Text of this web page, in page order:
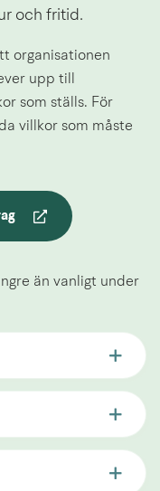
och fritid.
organisationen
upp till
som ställs. För
villkor som måste
än vanligt under